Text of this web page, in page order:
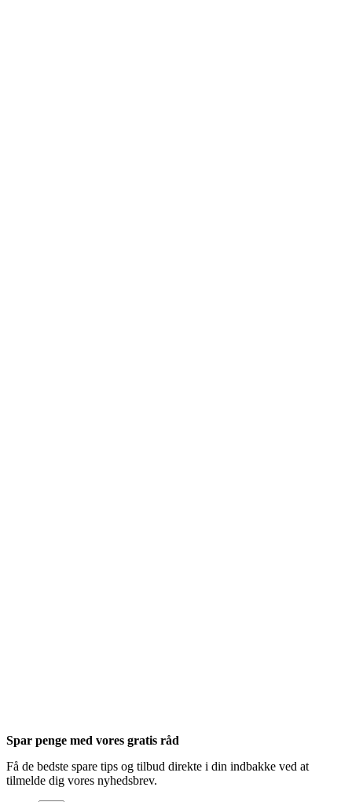
Spar penge med vores gratis råd
Få de bedste spare tips og tilbud direkte i din indbakke ved at
tilmelde dig vores nyhedsbrev.